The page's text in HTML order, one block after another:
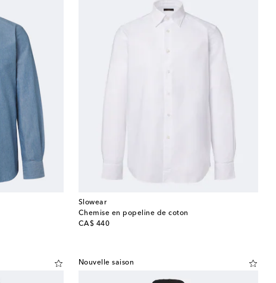
Slowear
Chemise en popeline de coton
CA$ 440
original price
Nouvelle saison